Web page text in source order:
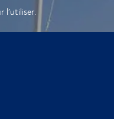
l’utiliser.